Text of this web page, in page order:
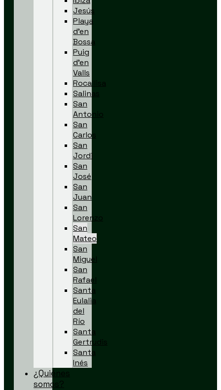
Jesús
Playa
d’en
Bossa
Puig
d’en
Valls
Rocallisa
Salinas
San
Antonio
San
Carlos
San
Jordi
San
José
San
Juan
San
Lorenzo
San
Mateo
San
Miguel
San
Rafael
Santa
Eulalia
del
Río
Santa
Gertrudis
Santa
Inés
¿Quiénes
somos?